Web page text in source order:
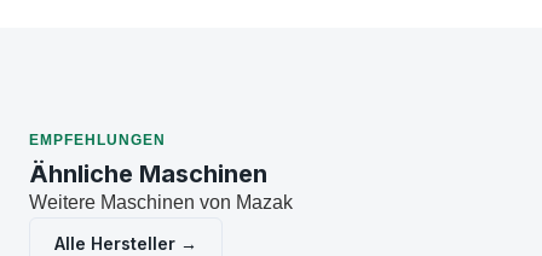
EMPFEHLUNGEN
Ähnliche Maschinen
Weitere Maschinen von Mazak
Alle Hersteller →